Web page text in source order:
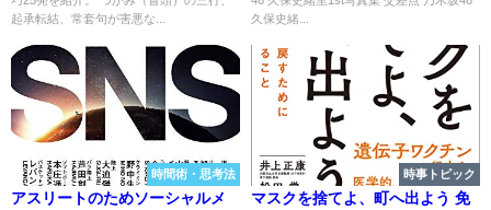
起承転結、常套句が害悪な...
久保史緒...
時間術・思考法
アスリートのためソーシャルメ
時事トピック
マスクを捨てよ、町へ出よう 免